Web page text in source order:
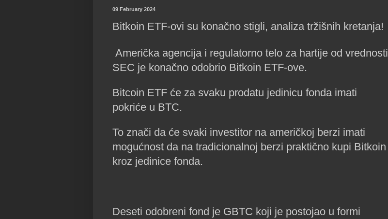
09 February 2024
Bitkoin ETF-ovi su konačno stigli, analiza tržišnih kretanja!
Američka agencija i regulatorno telo za hartije od vrednosti
SEC je konačno odobrio Bitkoin ETF-ove.
Bitcoin ETF će za svaku prodatu jedinicu fonda imati
pokriće u BTC.
To znači da će svaki investitor na američkoj berzi imati
mogućnost da na tradicionalnoj berzi praktično kupi Bitkoin
kroz jedinice fonda.
Deseti odobreni fond je GBTC koji je postojao u formi